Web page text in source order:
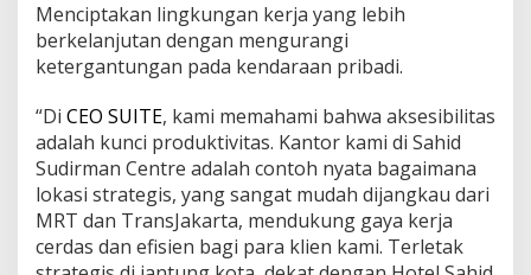
Menciptakan lingkungan kerja yang lebih
berkelanjutan dengan mengurangi
ketergantungan pada kendaraan pribadi.
“Di CEO SUITE, kami memahami bahwa aksesibilitas
adalah kunci produktivitas. Kantor kami di Sahid
Sudirman Centre adalah contoh nyata bagaimana
lokasi strategis, yang sangat mudah dijangkau dari
MRT dan TransJakarta, mendukung gaya kerja
cerdas dan efisien bagi para klien kami. Terletak